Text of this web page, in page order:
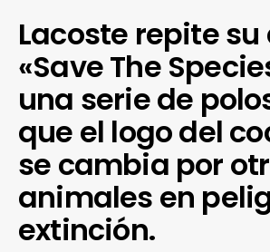
Lacoste repite
«Save The
una serie de
que el logo del
se cambia por
animales en
extinción.